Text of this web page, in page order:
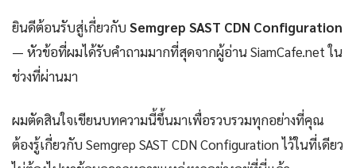
ยินดีต้อนรับสู่เกี่ยวกับSemgrep SAST CDN Configuration
— หัวข้อที่ผมได้รับคำถามมากที่สุดจากผู้อ่าน SiamCafe.net ใน
ช่วงที่ผ่านมา
ผมตัดสินใจเขียนบทความนี้ขึ้นมาเพื่อรวบรวมทุกอย่างที่คุณ
ต้องรู้เกี่ยวกับ Semgrep SAST CDN Configuration ไว้ในที่เดียว